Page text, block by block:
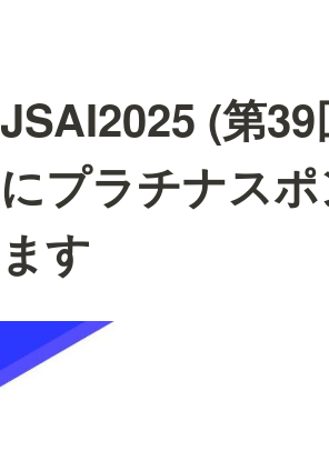
JSAI2025 (第
にプラチナス
ます